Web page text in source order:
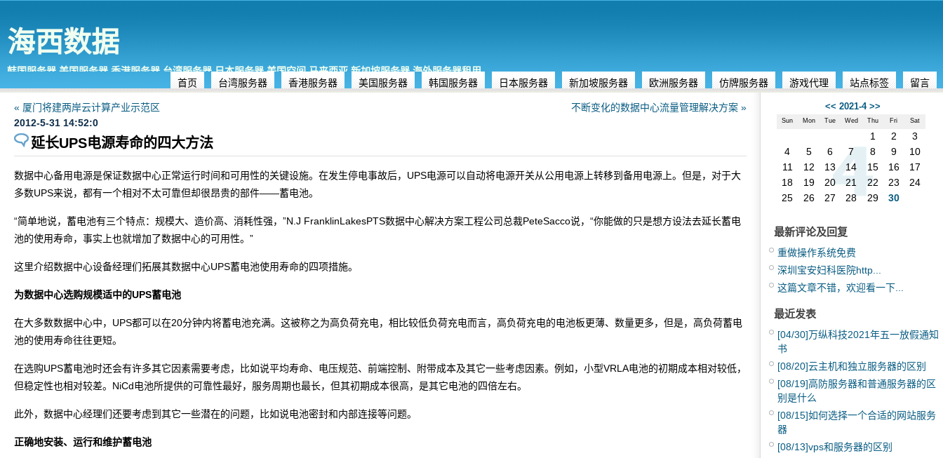
海西数据
韩国服务器,美国服务器,香港服务器,台湾服务器,日本服务器,美国空间,马来西亚,新加坡服务器,海外服务器租用
首页
台湾服务器 香港服务器 美国服务器 韩国服务器 日本服务器 新加坡服务器 欧洲服务器 仿牌服务器 游戏代理 站点标签 留言
« 厦门将建两岸云计算产业示范区
不断变化的数据中心流量管理解决方案 »
2012-5-31 14:52:0
延长UPS电源寿命的四大方法
数据中心备用电源是保证数据中心正常运行时间和可用性的关键设施。在发生停电事故后，UPS电源可以自动将电源开关从公用电源上转移到备用电源上。但是，对于大
多数UPS来说，都有一个相对不太可靠但却很昂贵的部件——蓄电池。
“简单地说，蓄电池有三个特点：规模大、造价高、消耗性强，”N.J FranklinLakesPTS数据中心解决方案工程公司总裁PeteSacco说，“你能做的只是想方设法去延长蓄电
池的使用寿命，事实上也就增加了数据中心的可用性。”
这里介绍数据中心设备经理们拓展其数据中心UPS蓄电池使用寿命的四项措施。
为数据中心选购规模适中的UPS蓄电池
在大多数数据中心中，UPS都可以在20分钟内将蓄电池充满。这被称之为高负荷充电，相比较低负荷充电而言，高负荷充电的电池板更薄、数量更多，但是，高负荷蓄电
池的使用寿命往往更短。
在选购UPS蓄电池时还会有许多其它因素需要考虑，比如说平均寿命、电压规范、前端控制、附带成本及其它一些考虑因素。例如，小型VRLA电池的初期成本相对较低，
但稳定性也相对较差。NiCd电池所提供的可靠性最好，服务周期也最长，但其初期成本很高，是其它电池的四倍左右。
此外，数据中心经理们还要考虑到其它一些潜在的问题，比如说电池密封和内部连接等问题。
正确地安装、运行和维护蓄电池
<< 2021-4 >>
Sun Mon Tue Wed Thu Fri Sat
1 2
3
4
5 6 7 8 9
10
11
12 13 14 15 16
17
18
19 20 21 22 23
24
25
26 27 28 29 30
最新评论及回复
重做操作系统免费
深圳宝安妇科医院http...
这篇文章不错，欢迎看一下...
最近发表
[04/30]万纵科技2021年五一放假通知
书
[08/20]云主机和独立服务器的区别
[08/19]高防服务器和普通服务器的区
别是什么
[08/15]如何选择一个合适的网站服务
器
[08/13]vps和服务器的区别